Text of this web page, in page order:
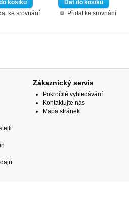
ke srovnání Přidat ke srovnání
Zákaznický servis
Pokročilé vyhledávání
Kontaktujte nás
Mapa stránek